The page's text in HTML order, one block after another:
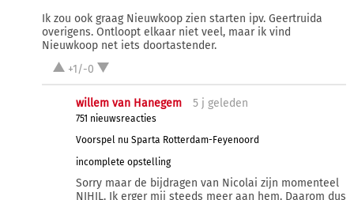
Ik zou ook graag Nieuwkoop zien starten ipv. Geertruida
overigens. Ontloopt elkaar niet veel, maar ik vind
Nieuwkoop net iets doortastender.
+1/-0
willem van Hanegem 5 j geleden
751 nieuwsreacties
Voorspel nu Sparta Rotterdam-Feyenoord
incomplete opstelling
Sorry maar de bijdragen van Nicolai zijn momenteel
NIHIL. Ik erger mij steeds meer aan hem. Daarom dus